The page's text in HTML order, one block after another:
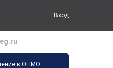
Вход
в ОПМО